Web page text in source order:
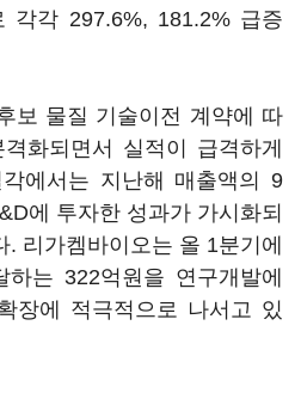
각각 297.6%, 181.2% 급증
보 물질 기술이전 계약에 따
화되면서 실적이 급격하게
에서는 지난해 매출액의 9
에 투자한 성과가 가시화되
리가켐바이오는 올 1분기에
는 322억원을 연구개발에
장에 적극적으로 나서고 있